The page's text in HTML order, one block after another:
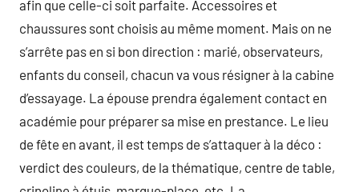
afin que celle-ci soit parfaite. Accessoires et
chaussures sont choisis au même moment. Mais on ne
s’arrête pas en si bon direction : marié, observateurs,
enfants du conseil, chacun va vous résigner à la cabine
d’essayage. La épouse prendra également contact en
académie pour préparer sa mise en prestance. Le lieu
de fête en avant, il est temps de s’attaquer à la déco :
verdict des couleurs, de la thématique, centre de table,